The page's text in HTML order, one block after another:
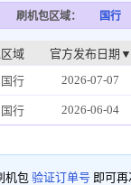
刷机包区域： 国行
域
官方发布日期▼
国行 2026-07-07
国行 2026-06-04
机包 验证订单号 即可